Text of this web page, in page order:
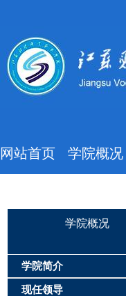
网站首页 学院概况
学院概况
学院简介
现任领导